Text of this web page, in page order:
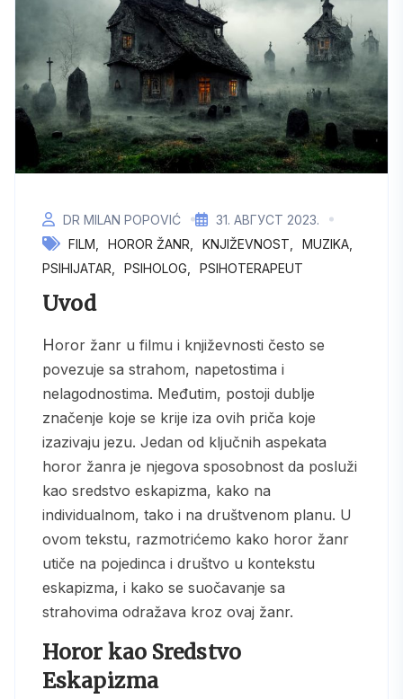
DR MILAN POPOVIĆ
31. АВГУСТ 2023.
FILM
HOROR ŽANR KNJIŽEVNOST
MUZIKA
PSIHIJATAR
PSIHOLOG PSIHOTERAPEUT
Uvod
Horor žanr u filmu i književnosti često se
povezuje sa strahom, napetostima i
nelagodnostima. Međutim, postoji dublje
značenje koje se krije iza ovih priča koje
izazivaju jezu. Jedan od ključnih aspekata
horor žanra je njegova sposobnost da posluži
kao sredstvo eskapizma, kako na
individualnom, tako i na društvenom planu. U
ovom tekstu, razmotrićemo kako horor žanr
utiče na pojedinca i društvo u kontekstu
eskapizma, i kako se suočavanje sa
strahovima odražava kroz ovaj žanr.
Horor kao Sredstvo
Eskapizma